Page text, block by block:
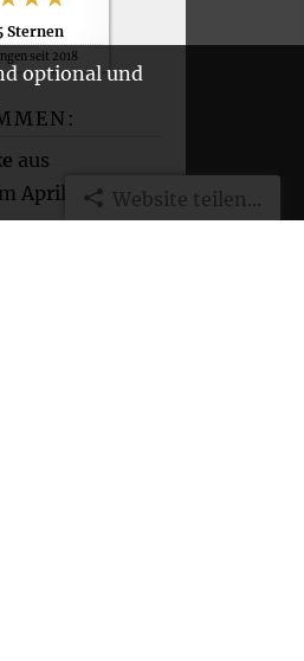
Sternen
seit 2018
aus
April 2025:
optional und
Website teilen...